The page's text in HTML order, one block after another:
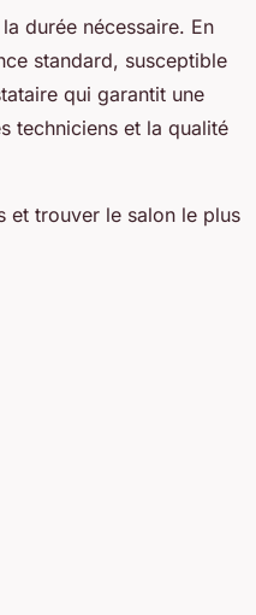
durée nécessaire. En
standard, susceptible
qui garantit une
techniciens et la qualité
et trouver le salon le plus